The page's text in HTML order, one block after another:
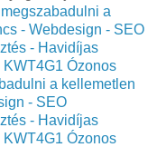
a
- Webdesign - SEO
- Havidíjas
Ózonos
a kellemetlen
- SEO
- Havidíjas
Ózonos